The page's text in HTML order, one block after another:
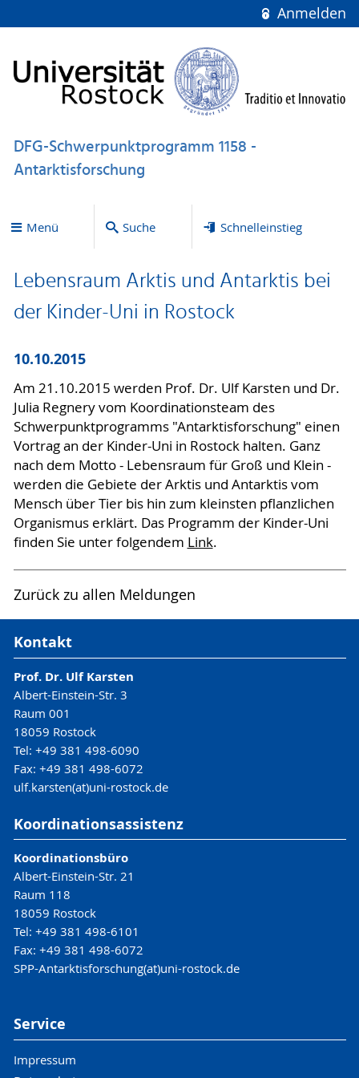
Anmelden
DFG-Schwerpunktprogramm 1158 -
Antarktisforschung
Menü Suche Schnelleinstieg
Lebensraum Arktis und Antarktis bei
der Kinder-Uni in Rostock
10.10.2015
Am 21.10.2015 werden Prof. Dr. Ulf Karsten und Dr.
Julia Regnery vom Koordinationsteam des
Schwerpunktprogramms "Antarktisforschung" einen
Vortrag an der Kinder-Uni in Rostock halten. Ganz
nach dem Motto - Lebensraum für Groß und Klein -
werden die Gebiete der Arktis und Antarktis vom
Mensch über Tier bis hin zum kleinsten pflanzlichen
Organismus erklärt. Das Programm der Kinder-Uni
finden Sie unter folgendem Link.
Zurück zu allen Meldungen
Kontakt
Prof. Dr. Ulf Karsten
Albert-Einstein-Str. 3
Raum 001
18059 Rostock
Tel: +49 381 498-6090
Fax: +49 381 498-6072
ulf.karsten(at)uni-rostock.de
Koordinationsassistenz
Koordinationsbüro
Albert-Einstein-Str. 21
Raum 118
18059 Rostock
Tel: +49 381 498-6101
Fax: +49 381 498-6072
SPP-Antarktisforschung(at)uni-rostock.de
Service
Impressum